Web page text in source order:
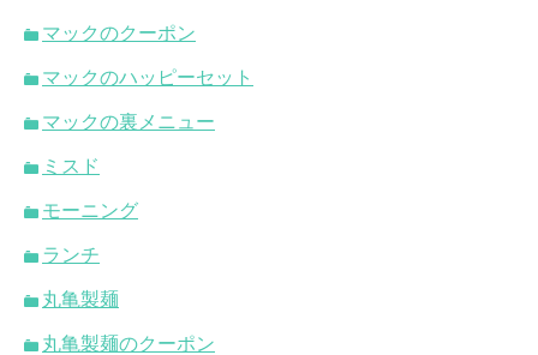
マックのクーポン
マックのハッピーセット
マックの裏メニュー
ミスド
モーニング
ランチ
丸亀製麺
丸亀製麺のクーポン